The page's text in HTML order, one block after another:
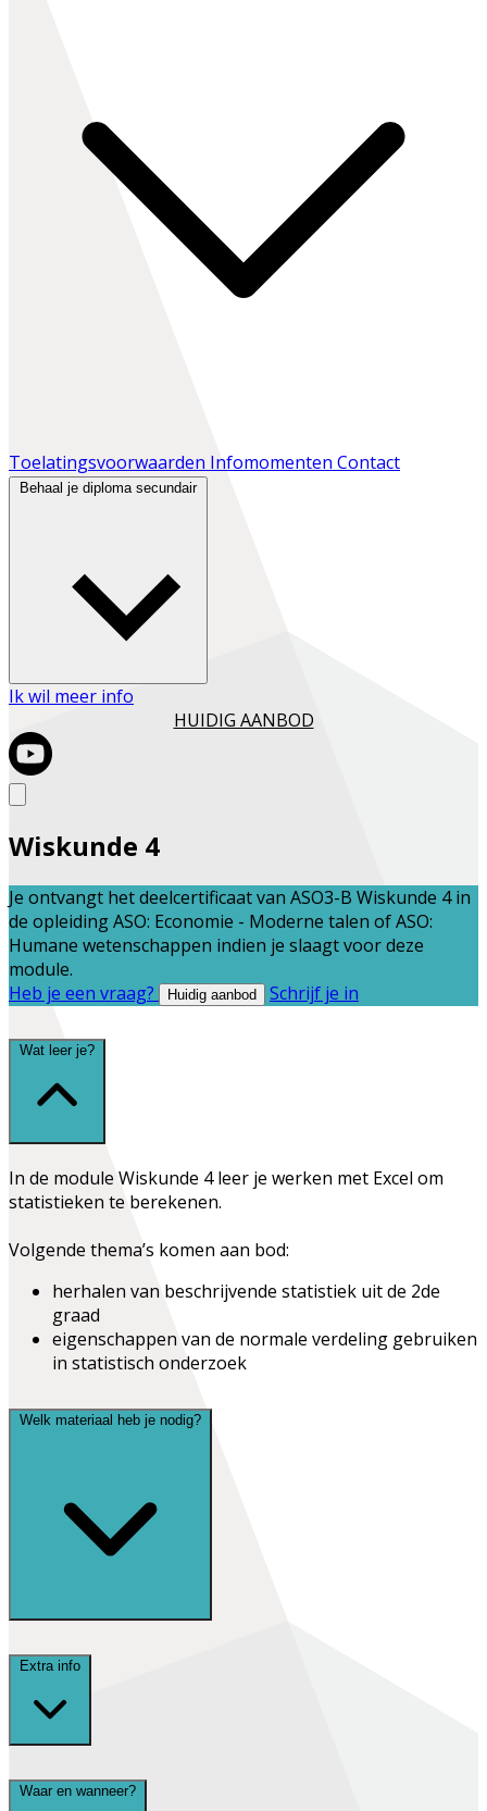
Toelatingsvoorwaarden Infomomenten Contact
Behaal je diploma secundair
Ik wil meer info
HUIDIG AANBOD
Wiskunde 4
Je ontvangt het deelcertificaat van ASO3-B Wiskunde 4in
de opleidingASO: Economie - Moderne talen ofASO:
Humane wetenschappen indien je slaagt voor deze
module.
Heb je een vraag?
Huidig aanbod Schrijf je in
Wat leer je?
In de module Wiskunde 4 leer je werken met Excel om
statistieken te berekenen.
Volgende thema’s komen aan bod:
herhalen van beschrijvende statistiek uit de 2de
graad
eigenschappen van de normale verdeling gebruiken
in statistisch onderzoek
Welk materiaal heb je nodig?
Extra info
Waar en wanneer?